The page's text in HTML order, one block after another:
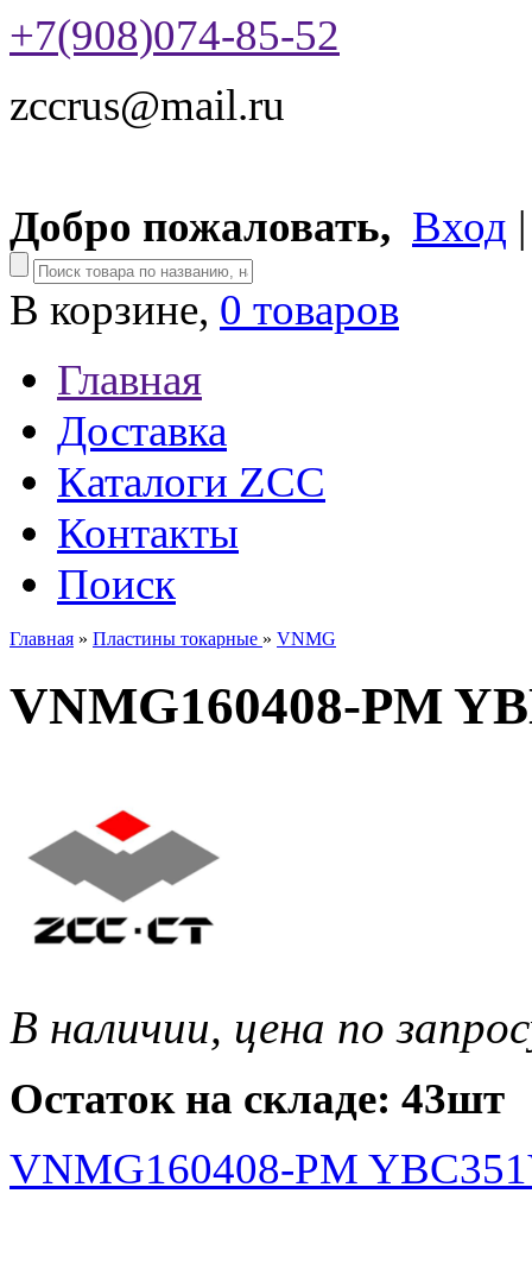
+7(908)074-85-52
zccrus@mail.ru
Добро пожаловать, Вход
В корзине, 0 товаров
Главная
Доставка
Каталоги ZCC
Контакты
Поиск
Главная » Пластины токарные » VNMG
VNMG160408-PM
В наличии, цена по
Остаток на складе: 43шт
VNMG160408-PM YBC351